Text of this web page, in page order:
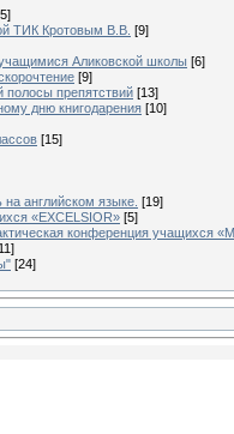
ТИК Кротовым В.В. [9]
Аликовской школы [6]
[9]
полосы препятствий [13]
дню книгодарения [10]
[15]
английском языке. [19]
«EXCELSIOR» [5]
конференция учащихся
[24]